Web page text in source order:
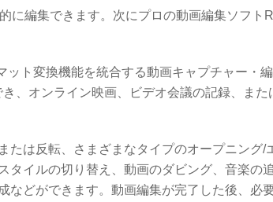
に編集できます。次にプロの動画編集ソフト
ト変換機能を統合する動画キャプチャー・
、オンライン映画、ビデオ会議の記録、また
は反転、さまざまなタイプのオープニング/
タイルの切り替え、動画のダビング、音楽の
どができます。動画編集が完了した後、必